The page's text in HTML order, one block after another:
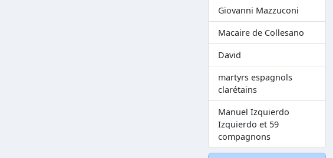
Giovanni Mazzuconi
Macaire de Collesano
David
martyrs espagnols
clarétains
Manuel Izquierdo
Izquierdo et 59
compagnons